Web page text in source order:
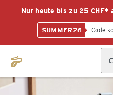
Nur heute bis zu 25 CHF*
SUMMER26 Code